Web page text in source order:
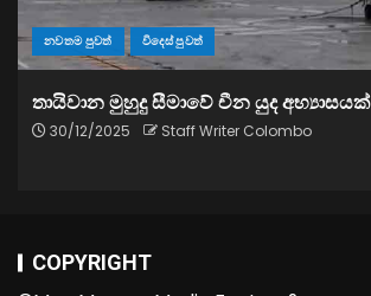
නවතම පුවත් විදෙස් පුවත්
තායිවාන මුහුදු සීමාවේ චීන යුද අභ්‍යාසයක්
30/12/2025 Staff Writer Colombo
COPYRIGHT